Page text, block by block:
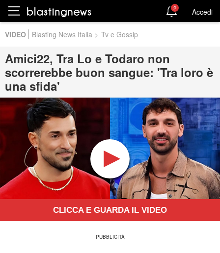
VIDEO Blasting News Italia > Tv e Gossip
Amici22, Tra Lo e Todaro non
scorrerebbe buon sangue: 'Tra loro è
una sfida'
CLICCA E GUARDA IL VIDEO
2 Accedi